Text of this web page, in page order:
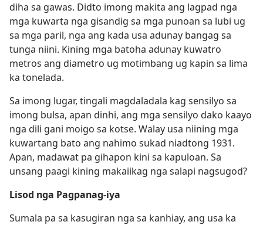
diha sa gawas. Didto imong makita ang lagpad nga
mga kuwarta nga gisandig sa mga punoan sa lubi ug
sa mga paril, nga ang kada usa adunay bangag sa
tunga niini. Kining mga batoha adunay kuwatro
metros ang diametro ug motimbang ug kapin sa lima
ka tonelada.
Sa imong lugar, tingali magdaladala kag sensilyo sa
imong bulsa, apan dinhi, ang mga sensilyo dako kaayo
nga dili gani moigo sa kotse. Walay usa niining mga
kuwartang bato ang nahimo sukad niadtong 1931.
Apan, madawat pa gihapon kini sa kapuloan. Sa
unsang paagi kining makaiikag nga salapi nagsugod?
Lisod nga Pagpanag-iya
Sumala pa sa kasugiran nga sa kanhiay, ang usa ka